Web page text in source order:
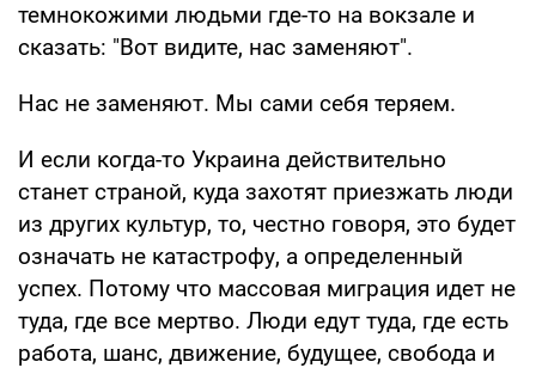
темнокожими людьми где-то на вокзале и
сказать: "Вот видите, нас заменяют".
Нас не заменяют. Мы сами себя теряем.
И если когда-то Украина действительно
станет страной, куда захотят приезжать люди
из других культур, то, честно говоря, это будет
означать не катастрофу, а определенный
успех. Потому что массовая миграция идет не
туда, где все мертво. Люди едут туда, где есть
работа, шанс, движение, будущее, свобода и